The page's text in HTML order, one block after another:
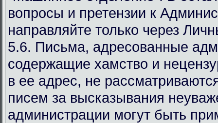
вопросы и претензии к
направляйте только через
5.6. Письма, адресованные
содержащие хамство и
в ее адрес, не
писем за высказывания
администрации могут быть